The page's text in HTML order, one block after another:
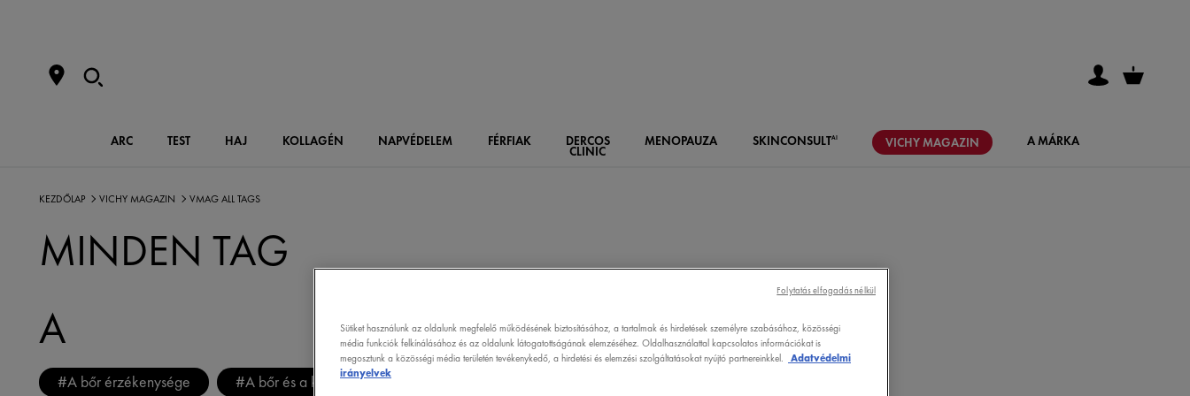
ARC TEST HAJ KOLLAGÉN NAPVÉDELEM FÉRFIAK DERCOS
CLINIC
MENOPAUZA SKINCONSULTAI VICHYMAGAZIN A MÁRKA
KEZDŐLAP VICHY MAGAZIN VMAG ALL TAGS
MINDEN TAG
A
#A bőr érzékenysége #A bőr és a környezetszennyezés
Sütiket használunk az oldalunk megfelelő működésének biztosításához, a tartalmak és hirdetések személyre szabásához, közösségi
média funkciók felkínálásához és az oldalunk látogatottságának elemzéséhez. Oldalhasználattal kapcsolatos információkat is
megosztunk a közösségi média területén tevékenykedő, a hirdetési és elemzési szolgáltatásokat nyújtó partnereinkkel.
Adatvédelmi
irányelvek
Folytatás elfogadás nélkül